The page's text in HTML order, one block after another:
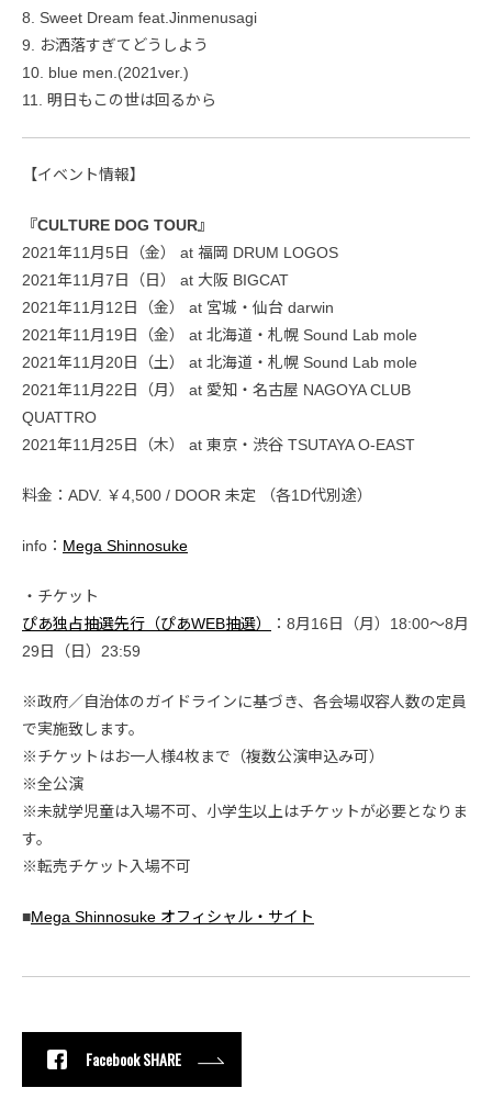
8. Sweet Dream feat.Jinmenusagi
9. お洒落すぎてどうしよう
10. blue men.(2021ver.)
11. 明日もこの世は回るから
【イベント情報】
『CULTURE DOG TOUR』
2021年11月5日（金） at 福岡 DRUM LOGOS
2021年11月7日（日） at 大阪 BIGCAT
2021年11月12日（金） at 宮城・仙台 darwin
2021年11月19日（金） at 北海道・札幌 Sound Lab mole
2021年11月20日（土） at 北海道・札幌 Sound Lab mole
2021年11月22日（月） at 愛知・名古屋 NAGOYA CLUB
QUATTRO
2021年11月25日（木） at 東京・渋谷 TSUTAYA O-EAST
料金：ADV. ￥4,500 / DOOR 未定 （各1D代別途）
info： Mega Shinnosuke
・チケット
ぴあ独占抽選先行（ぴあWEB抽選）
：8月16日（月）18:00〜8月
29日（日）23:59
※政府／自治体のガイドラインに基づき、各会場収容人数の定員
で実施致します。
※チケットはお一人様4枚まで（複数公演申込み可）
※全公演
※未就学児童は入場不可、小学生以上はチケットが必要となりま
す。
※転売チケット入場不可
■Mega Shinnosuke オフィシャル・サイト
Facebook SHARE